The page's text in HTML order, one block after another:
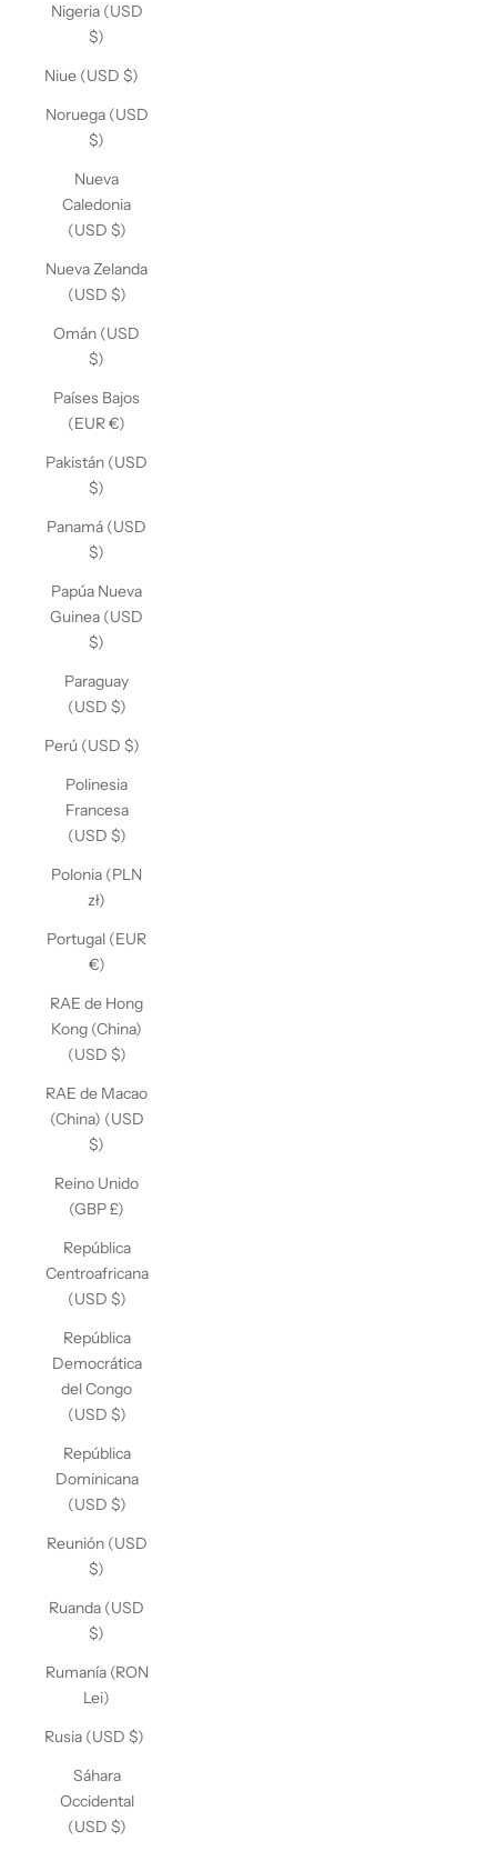
Nigeria (USD
$)
Niue (USD $)
Noruega (USD
$)
Nueva
Caledonia
(USD $)
Nueva Zelanda
(USD $)
Omán (USD
$)
Países Bajos
(EUR €)
Pakistán (USD
$)
Panamá (USD
$)
Papúa Nueva
Guinea (USD
$)
Paraguay
(USD $)
Perú (USD $)
Polinesia
Francesa
(USD $)
Polonia (PLN
zł)
Portugal (EUR
€)
RAE de Hong
Kong (China)
(USD $)
RAE de Macao
(China) (USD
$)
Reino Unido
(GBP £)
República
Centroafricana
(USD $)
República
Democrática
del Congo
(USD $)
República
Dominicana
(USD $)
Reunión (USD
$)
Ruanda (USD
$)
Rumanía (RON
Lei)
Rusia (USD $)
Sáhara
Occidental
(USD $)